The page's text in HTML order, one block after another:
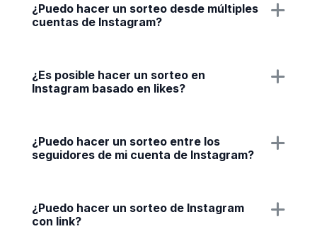
¿Puedo hacer un sorteo desde múltiples
cuentas de Instagram?
¿Es posible hacer un sorteo en
Instagram basado en likes?
¿Puedo hacer un sorteo entre los
seguidores de mi cuenta de Instagram?
¿Puedo hacer un sorteo de Instagram
con link?